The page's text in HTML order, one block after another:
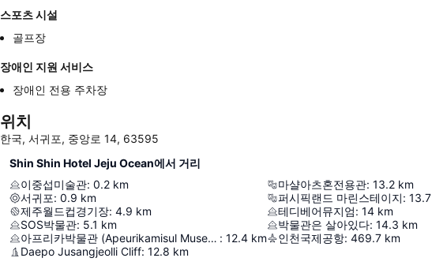
스포츠 시설
골프장
장애인 지원 서비스
장애인 전용 주차장
위치
한국, 서귀포, 중앙로 14, 63595
Shin Shin Hotel Jeju Ocean에서 거리
이중섭미술관: 0.2 km
서귀포: 0.9 km
제주월드컵경기장: 4.9 km
SOS박물관: 5.1 km
아프리카박물관 (Apeurikamisul Museum) : 12.4 km
Daepo Jusangjeolli Cliff: 12.8 km
마샬아츠혼전용관: 13.2 km
퍼시픽랜드 마린스테이지: 13.7
테디베어뮤지엄: 14 km
박물관은 살아있다: 14.3 km
인천국제공항: 469.7 km